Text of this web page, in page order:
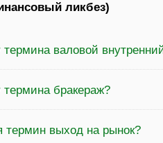
ликбез)
термина валовой
термина бракераж?
термин выход на рынок?